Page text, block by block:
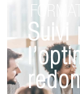
Suivi